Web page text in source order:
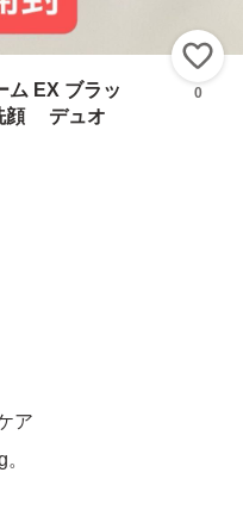
EX ブラッ
顔 デュオ
0
ア